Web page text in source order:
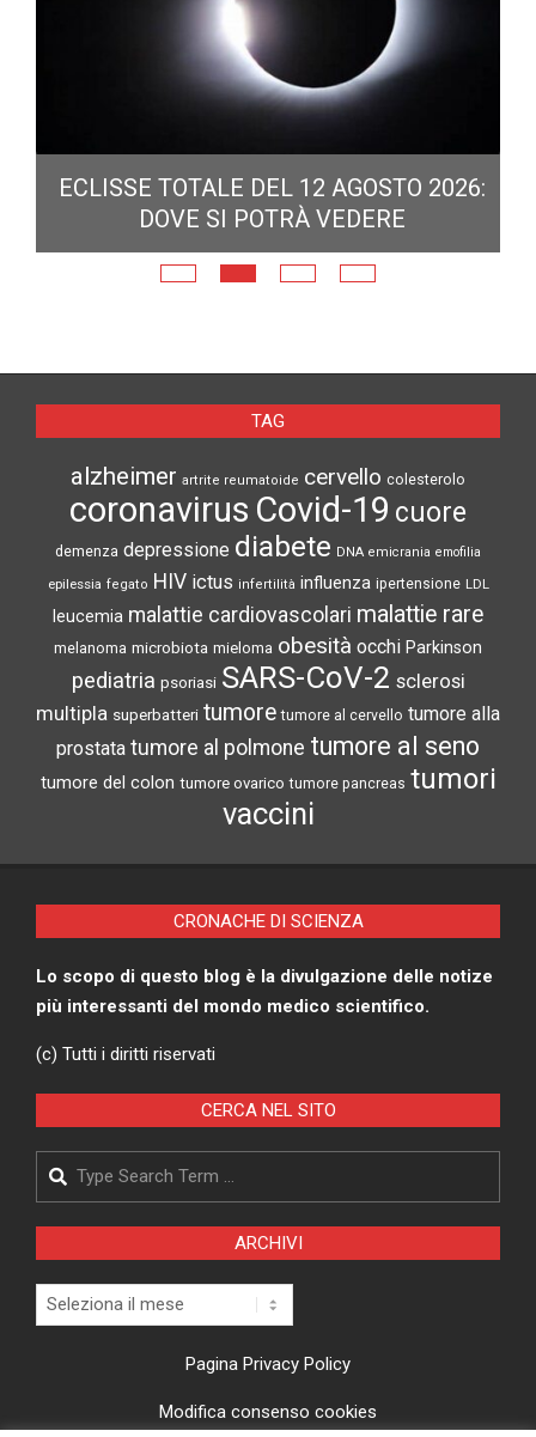
ECLISSE TOTALE DEL 12 AGOSTO 2026:
DOVE SI POTRÀ VEDERE
TAG
alzheimer artrite reumatoide cervello colesterolo
coronavirus Covid-19 cuore
demenza depressione diabete DNA emicrania emofilia
epilessia fegato HIV ictus infertilità influenza ipertensione LDL
leucemia malattie cardiovascolari malattie rare
melanoma microbiota mieloma obesità occhi Parkinson
pediatria psoriasi SARS-CoV-2 sclerosi
multipla superbatteri tumore tumore al cervello tumore alla
prostata tumore al polmone tumore al seno
tumore del colon tumore ovarico tumore pancreas tumori
vaccini
CRONACHE DI SCIENZA
Lo scopo di questo blog è la divulgazione delle notize
più interessanti del mondo medico scientifico.
(c) Tutti i diritti riservati
CERCA NEL SITO
Search
ARCHIVI
Archivi
Pagina Privacy Policy
Modifica consenso cookies